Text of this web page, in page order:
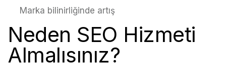
Marka bilinirliğinde artış
Neden SEO Hizmeti
Almalısınız?